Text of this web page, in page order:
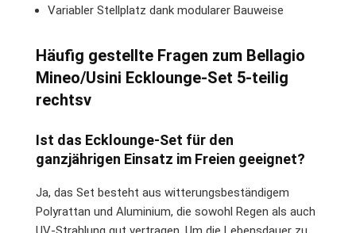
Variabler Stellplatz dank modularer Bauweise
Häufig gestellte Fragen zum Bellagio
Mineo/Usini Ecklounge-Set 5-teilig
rechtsv
Ist das Ecklounge-Set für den
ganzjährigen Einsatz im Freien geeignet?
Ja, das Set besteht aus witterungsbeständigem
Polyrattan und Aluminium, die sowohl Regen als auch